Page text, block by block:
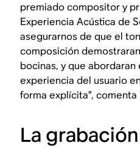
premiado compositor y
Experiencia Acústica de
asegurarnos de que el
composición
bocinas, y que
experiencia del usuario
forma explícita”, comenta
La grabación